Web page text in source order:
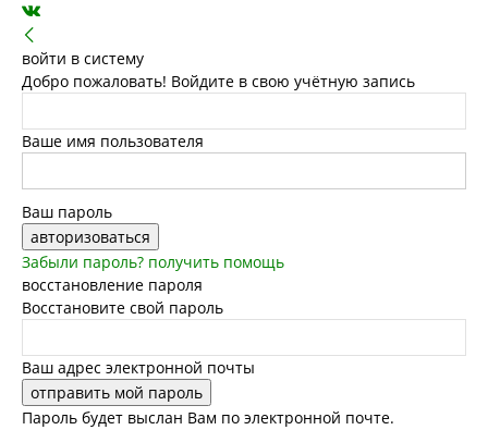
войти в систему
Добро пожаловать! Войдите в свою учётную запись
Ваше имя пользователя
Ваш пароль
Забыли пароль? получить помощь
восстановление пароля
Восстановите свой пароль
Ваш адрес электронной почты
Пароль будет выслан Вам по электронной почте.